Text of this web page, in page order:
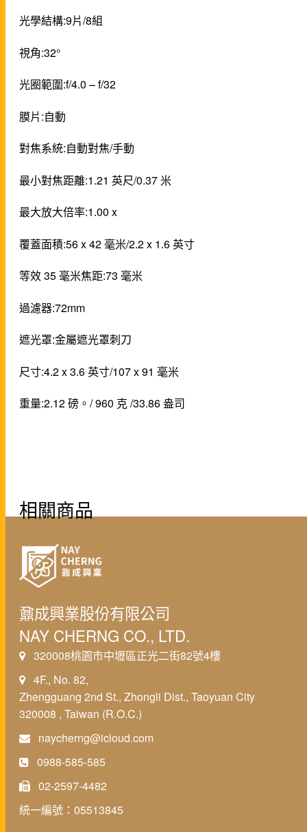
光學結構:9片/8組
視角:32°
光圈範圍:f/4.0 – f/32
膜片:自動
對焦系統:自動對焦/手動
最小對焦距離:1.21 英尺/0.37 米
最大放大倍率:1.00 x
覆蓋面積:56 x 42 毫米/2.2 x 1.6 英寸
等效 35 毫米焦距:73 毫米
過濾器:72mm
遮光罩:金屬遮光罩刺刀
尺寸:4.2 x 3.6 英寸/107 x 91 毫米
重量:2.12 磅。/ 960 克 /33.86 盎司
相關商品
鼐成興業股份有限公司
NAY CHERNG CO., LTD.
320008桃園市中壢區正光二街82號4樓
4F., No. 82,
Zhengguang 2nd St., Zhongli Dist., Taoyuan City
320008 , Taiwan (R.O.C.)
naycherng@icloud.com
0988-585-585
02-2597-4482
統一編號：05513845